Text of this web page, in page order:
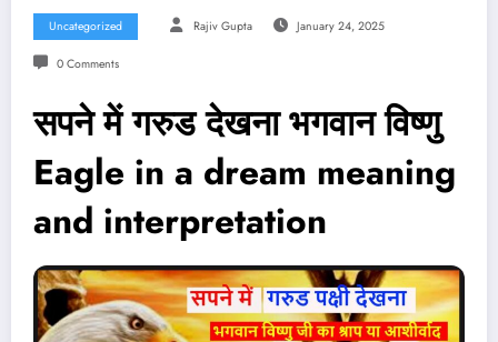
Uncategorized Rajiv Gupta January 24, 2025
0 Comments
सपने में गरुड देखना भगवान विष्णु
Eagle in a dream meaning
and interpretation